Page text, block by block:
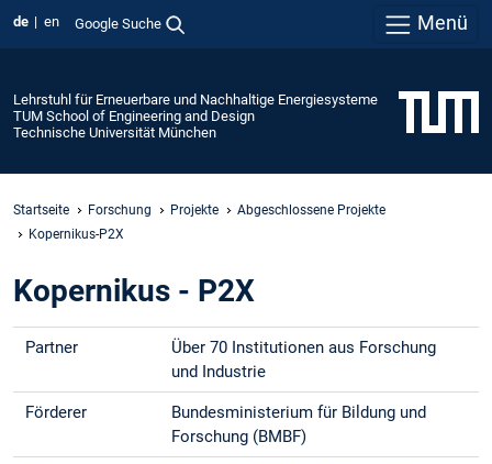
de en Google Suche Menü
Lehrstuhl für Erneuerbare und Nachhaltige Energiesysteme
TUM School of Engineering and Design
Technische Universität München
Startseite Forschung Projekte
Abgeschlossene Projekte
Kopernikus-P2X
Kopernikus - P2X
Partner
Über 70 Institutionen aus Forschung
und Industrie
Förderer
Bundesministerium für Bildung und
Forschung (BMBF)